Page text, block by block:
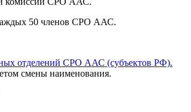
каждых 50 членов СРО ААС.
отделений СРО ААС (субъектов РФ).
смены наименования.